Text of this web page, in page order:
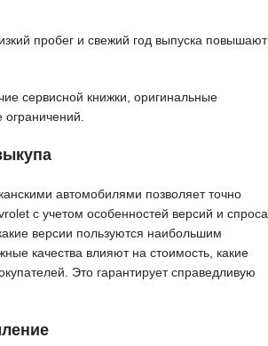
пробег и свежий год выпуска повышают
сервисной книжки, оригинальные
ограничений.
автомобилями позволяет точно
с учетом особенностей версий и спроса
версии пользуются наибольшим
качества влияют на стоимость, какие
Это гарантирует справедливую